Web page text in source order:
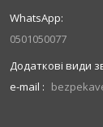
0501050077
e-mail